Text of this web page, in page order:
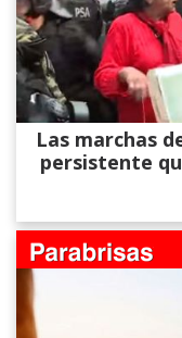
Las marchas
persistente